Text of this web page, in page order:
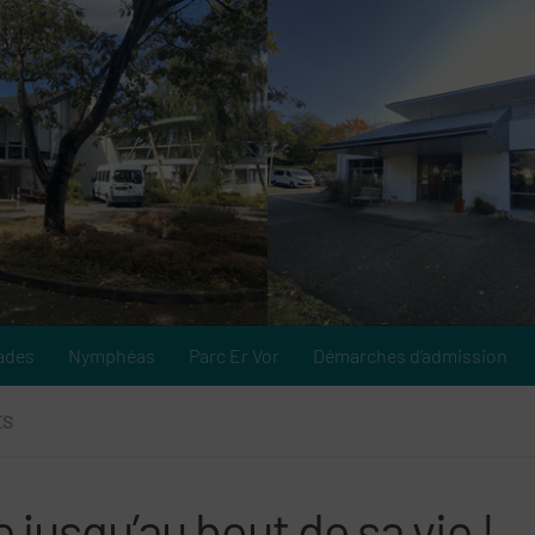
Nymphéas Parc Er Vor Démarches d’admission